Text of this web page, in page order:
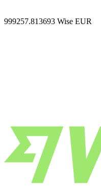
999257.813693 Wise EUR